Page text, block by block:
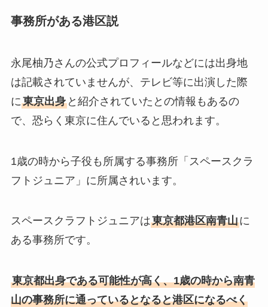
事務所がある港区説
永尾柚乃さんの公式プロフィールなどには出身地
は記載されていませんが、テレビ等に出演した際
に東京出身と紹介されていたとの情報もあるの
で、恐らく東京に住んでいると思われます。
1歳の時から子役も所属する事務所「スペースクラ
フトジュニア」に所属されいます。
スペースクラフトジュニアは東京都港区南青山に
ある事務所です。
東京都出身である可能性が高く、1歳の時から南青
山の事務所に通っているとなると港区になるべく